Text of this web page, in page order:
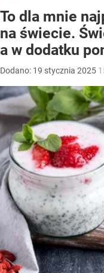
To dla mnie
na świecie.
a w dodatku
Dodano: 19 stycznia 2025